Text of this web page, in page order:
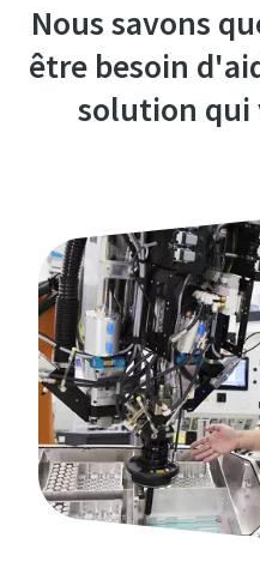
Nous savons
être besoin
solution qui